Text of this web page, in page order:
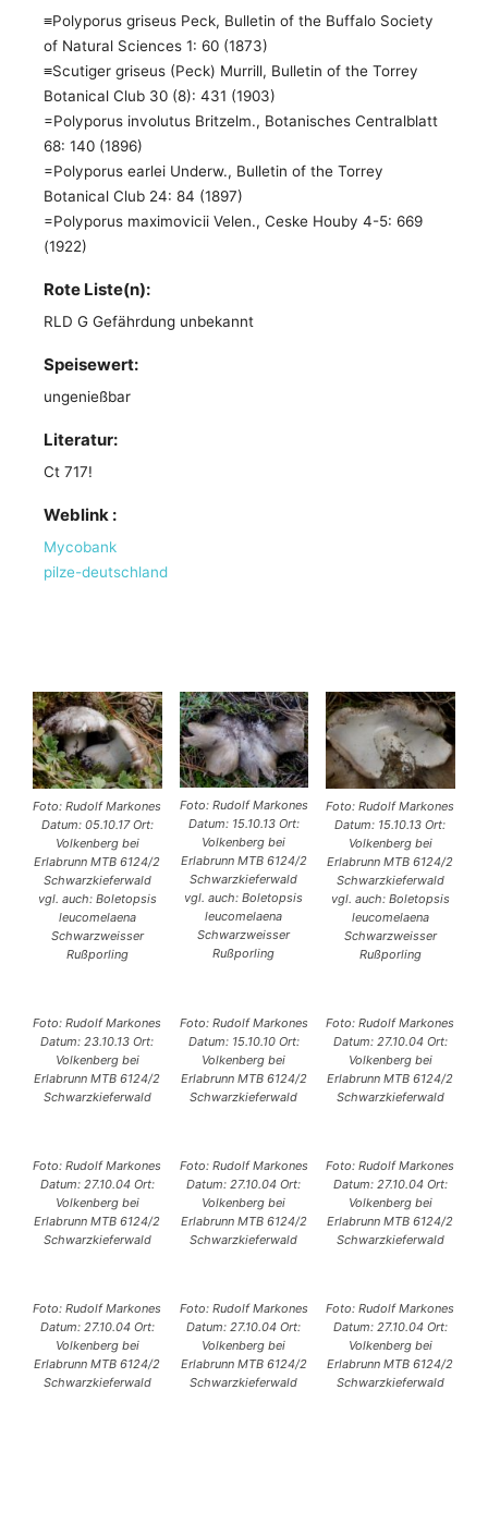
≡Polyporus griseus Peck, Bulletin of the Buffalo Society
of Natural Sciences 1: 60 (1873)
≡Scutiger griseus (Peck) Murrill, Bulletin of the Torrey
Botanical Club 30 (8): 431 (1903)
=Polyporus involutus Britzelm., Botanisches Centralblatt
68: 140 (1896)
=Polyporus earlei Underw., Bulletin of the Torrey
Botanical Club 24: 84 (1897)
=Polyporus maximovicii Velen., Ceske Houby 4-5: 669
(1922)
Rote Liste(n):
RLD G Gefährdung unbekannt
Speisewert:
ungenießbar
Literatur:
Ct 717!
Weblink :
Mycobank
pilze-deutschland
Foto: Rudolf Markones
Datum: 05.10.17 Ort:
Volkenberg bei
Erlabrunn MTB 6124/2
Schwarzkieferwald
vgl. auch: Boletopsis
leucomelaena
Schwarzweisser
Rußporling
Foto: Rudolf Markones
Datum: 15.10.13 Ort:
Volkenberg bei
Erlabrunn MTB 6124/2
Schwarzkieferwald
vgl. auch: Boletopsis
leucomelaena
Schwarzweisser
Rußporling
Foto: Rudolf Markones
Datum: 15.10.13 Ort:
Volkenberg bei
Erlabrunn MTB 6124/2
Schwarzkieferwald
vgl. auch: Boletopsis
leucomelaena
Schwarzweisser
Rußporling
Foto: Rudolf Markones
Datum: 23.10.13 Ort:
Volkenberg bei
Erlabrunn MTB 6124/2
Schwarzkieferwald
Foto: Rudolf Markones
Datum: 15.10.10 Ort:
Volkenberg bei
Erlabrunn MTB 6124/2
Schwarzkieferwald
Foto: Rudolf Markones
Datum: 27.10.04 Ort:
Volkenberg bei
Erlabrunn MTB 6124/2
Schwarzkieferwald
Foto: Rudolf Markones
Datum: 27.10.04 Ort:
Volkenberg bei
Erlabrunn MTB 6124/2
Schwarzkieferwald
Foto: Rudolf Markones
Datum: 27.10.04 Ort:
Volkenberg bei
Erlabrunn MTB 6124/2
Schwarzkieferwald
Foto: Rudolf Markones
Datum: 27.10.04 Ort:
Volkenberg bei
Erlabrunn MTB 6124/2
Schwarzkieferwald
Foto: Rudolf Markones
Datum: 27.10.04 Ort:
Volkenberg bei
Erlabrunn MTB 6124/2
Schwarzkieferwald
Foto: Rudolf Markones
Datum: 27.10.04 Ort:
Volkenberg bei
Erlabrunn MTB 6124/2
Schwarzkieferwald
Foto: Rudolf Markones
Datum: 27.10.04 Ort:
Volkenberg bei
Erlabrunn MTB 6124/2
Schwarzkieferwald